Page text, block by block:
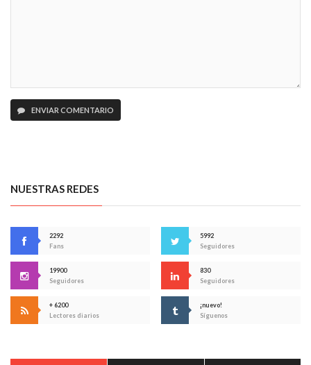
ENVIAR COMENTARIO
NUESTRAS REDES
2292
Fans
5992
Seguidores
19900
Seguidores
830
Seguidores
+ 6200
Lectores diarios
¡nuevo!
Síguenos